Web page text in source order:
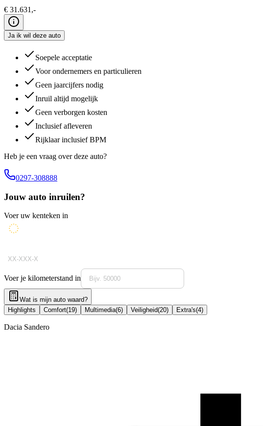
€ 31.631 ,-
Ja ik wil deze auto
Soepele acceptatie
Voor ondernemers en particulieren
Geen jaarcijfers nodig
Inruil altijd mogelijk
Geen verborgen kosten
Inclusief afleveren
Rijklaar inclusief BPM
Heb je een vraag over deze auto?
0297-308888
Jouw auto inruilen?
Voer uw kenteken in
Voer je kilometerstand in
Wat is mijn auto waard?
Highlights
Comfort(19) Multimedia(6) Veiligheid(20) Extra's(4)
Dacia Sandero